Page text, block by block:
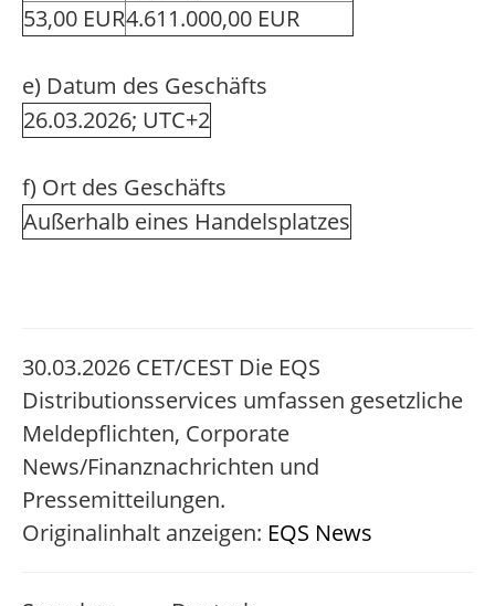
53,00 EUR4.611.000,00 EUR
e) Datum des Geschäfts
26.03.2026; UTC+2
f) Ort des Geschäfts
Außerhalb eines Handelsplatzes
30.03.2026 CET/CEST Die EQS
Distributionsservices umfassen gesetzliche
Meldepflichten, Corporate
News/Finanznachrichten und
Pressemitteilungen.
Originalinhalt anzeigen: EQS News